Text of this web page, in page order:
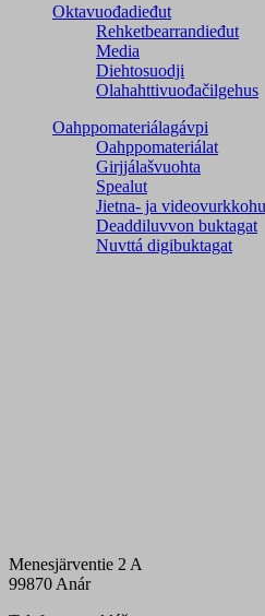
Oktavuođadieđut
Rehketbearrandieđut
Media
Diehtosuodji
Olahahttivuođačilgehus
Oahppomateriálagávpi
Oahppomateriálat
Girjjálašvuohta
Spealut
Jietna- ja
Deaddiluvvon buktagat
Nuvttá digibuktagat
Menesjärventie 2 A
99870 Anár